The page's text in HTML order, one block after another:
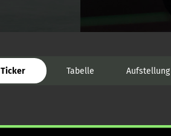
Ticker Tabelle Aufstellung